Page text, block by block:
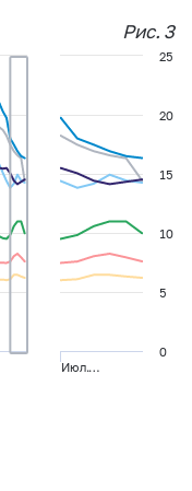
Рис. 3
Июл.…
0
5
10
15
20
25